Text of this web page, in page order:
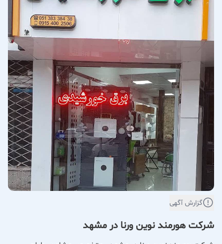
گزارش آگهی
شرکت هورمند نوین ورنا در مشهد